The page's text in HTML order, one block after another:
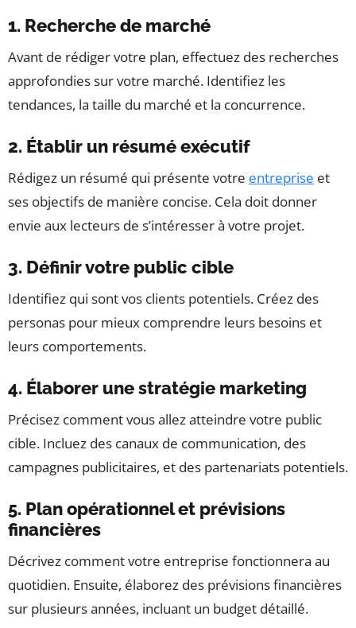
1. Recherche de marché
Avant de rédiger votre plan, effectuez des recherches
approfondies sur votre marché. Identifiez les
tendances, la taille du marché et la concurrence.
2. Établir un résumé exécutif
Rédigez un résumé qui présente votre entreprise et
ses objectifs de manière concise. Cela doit donner
envie aux lecteurs de s’intéresser à votre projet.
3. Définir votre public cible
Identifiez qui sont vos clients potentiels. Créez des
personas pour mieux comprendre leurs besoins et
leurs comportements.
4. Élaborer une stratégie marketing
Précisez comment vous allez atteindre votre public
cible. Incluez des canaux de communication, des
campagnes publicitaires, et des partenariats potentiels.
5. Plan opérationnel et prévisions
financières
Décrivez comment votre entreprise fonctionnera au
quotidien. Ensuite, élaborez des prévisions financières
sur plusieurs années, incluant un budget détaillé.